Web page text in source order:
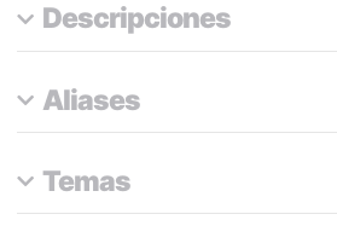
Descripciones
Aliases
Temas